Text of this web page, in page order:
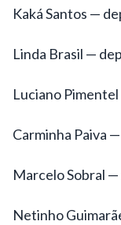
Kaká Santos —
Linda Brasil —
Luciano
Carminha Paiva
Marcelo Sobral
Netinho